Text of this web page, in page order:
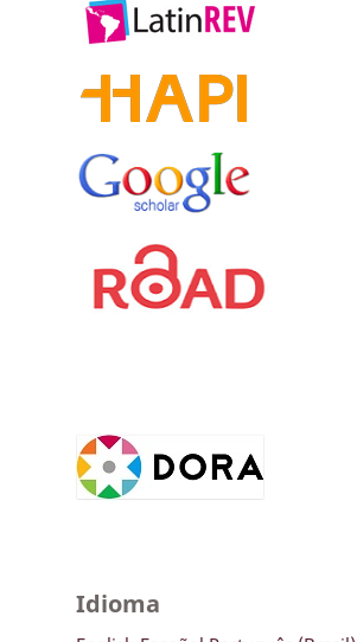
Idioma